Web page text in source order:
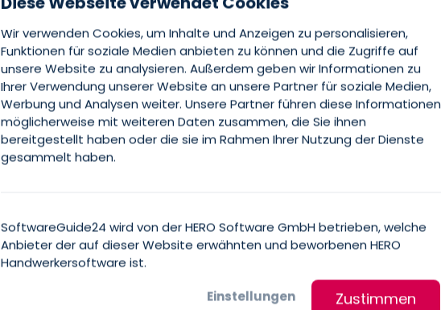
Wir verwenden Cookies, um Inhalte und Anzeigen zu personalisieren,
Funktionen für soziale Medien anbieten zu können und die Zugriffe auf
unsere Website zu analysieren. Außerdem geben wir Informationen zu
Ihrer Verwendung unserer Website an unsere Partner für soziale Medien,
Werbung und Analysen weiter. Unsere Partner führen diese Informationen
möglicherweise mit weiteren Daten zusammen, die Sie ihnen
bereitgestellt haben oder die sie im Rahmen Ihrer Nutzung der Dienste
gesammelt haben.
SoftwareGuide24 wird von der HERO Software GmbH betrieben, welche
Anbieter der auf dieser Website erwähnten und beworbenen HERO
Handwerkersoftware ist.
Einstellungen
Zustimmen